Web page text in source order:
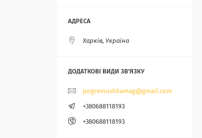
Харків, Україна
pogremushkamag@gmail.com
+380688118193
+380688118193